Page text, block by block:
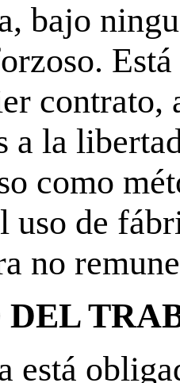
bajo
contrato,
a la
como
uso de
no
está